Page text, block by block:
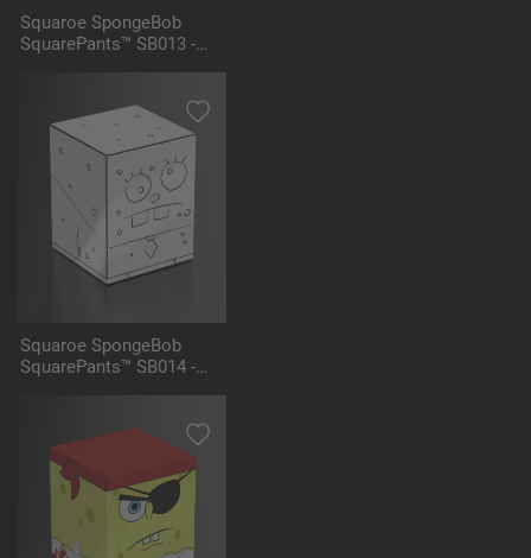
Squaroe SpongeBob
SquarePants™ SB013 -
Squaroe SpongeBob
SquarePants™ SB014 -